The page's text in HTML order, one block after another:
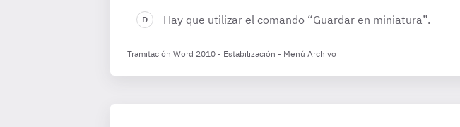
Hay que utilizar el comando “Guardar en miniatura”.
Tramitación Word 2010 - Estabilización - Menú Archivo